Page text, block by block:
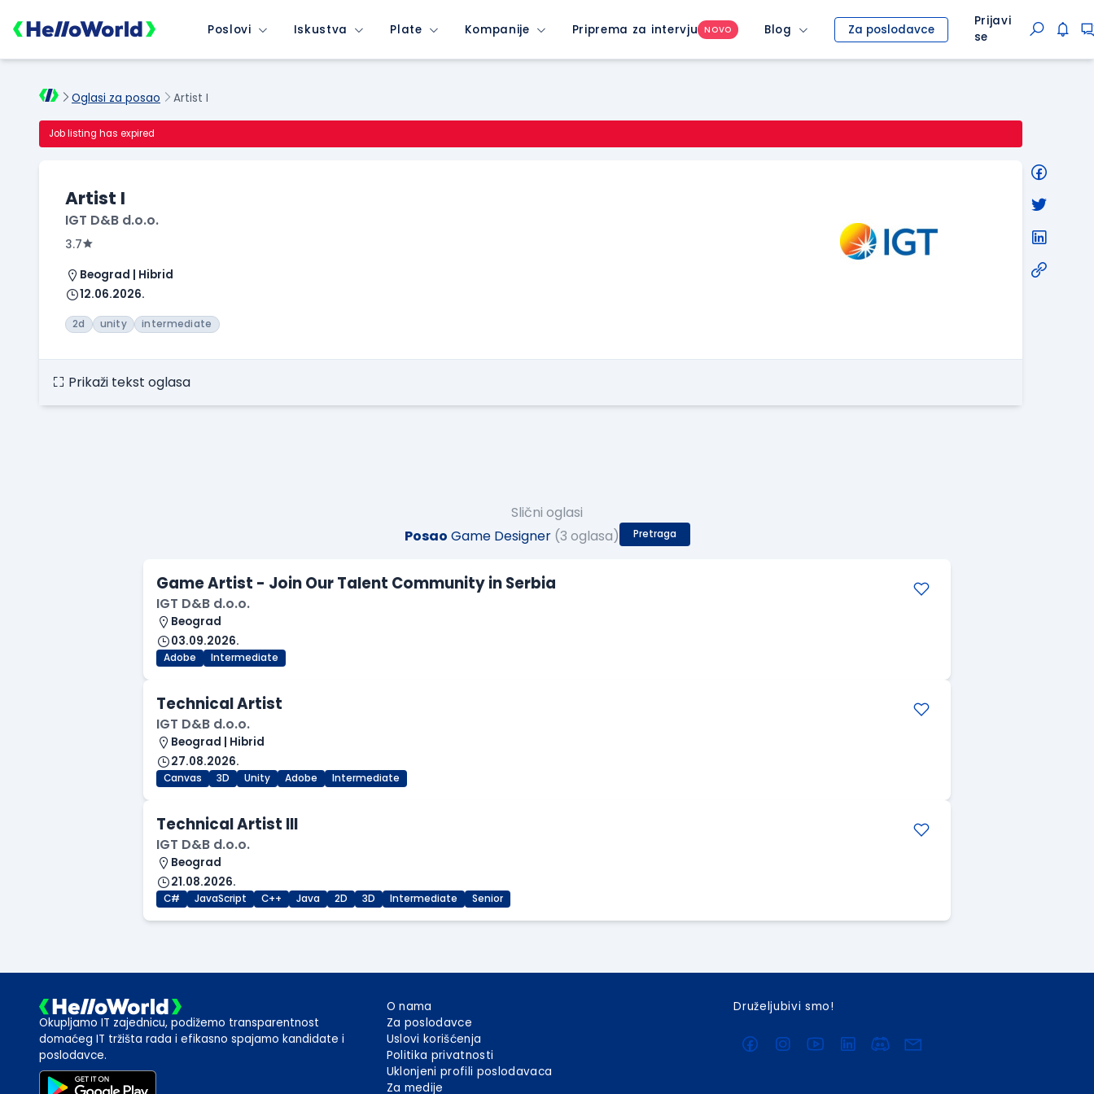
Poslovi Iskustva Plate Kompanije Priprema za intervju NOVO Blog Za poslodavce
Prijavi
se
Oglasi za posao Artist I
Job listing has expired
Artist I
IGT D&B d.o.o.
3.7
Beograd | Hibrid
12.06.2026.
2d unity intermediate
Prikaži tekst oglasa
Slični oglasi
Posao Game Designer (3 oglasa) Pretraga
Game Artist - Join Our Talent Community in Serbia
IGT D&B d.o.o.
Beograd
03.09.2026.
Adobe Intermediate
Technical Artist
IGT D&B d.o.o.
Beograd | Hibrid
27.08.2026.
Canvas 3D Unity Adobe Intermediate
Technical Artist III
IGT D&B d.o.o.
Beograd
21.08.2026.
C# JavaScript C++ Java 2D 3D Intermediate Senior
Okupljamo IT zajednicu, podižemo transparentnost
domaćeg IT tržišta rada i efikasno spajamo kandidate i
poslodavce.
O nama
Za poslodavce
Uslovi korišćenja
Politika privatnosti
Uklonjeni profili poslodavaca
Za medije
Druželjubivi smo!